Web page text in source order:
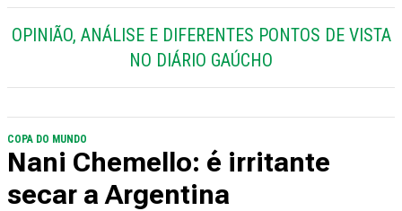
OPINIÃO, ANÁLISE E DIFERENTES PONTOS DE VISTA
NO DIÁRIO GAÚCHO
COPA DO MUNDO
Nani Chemello: é irritante
secar a Argentina